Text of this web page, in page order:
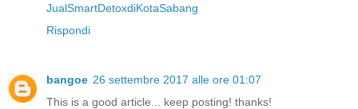
JualSmartDetoxdiKotaSabang
Rispondi
bangoe 26 settembre 2017 alle ore 01:07
This is a good article... keep posting! thanks!